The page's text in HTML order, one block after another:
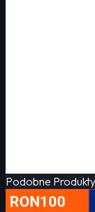
Podobne Produkty